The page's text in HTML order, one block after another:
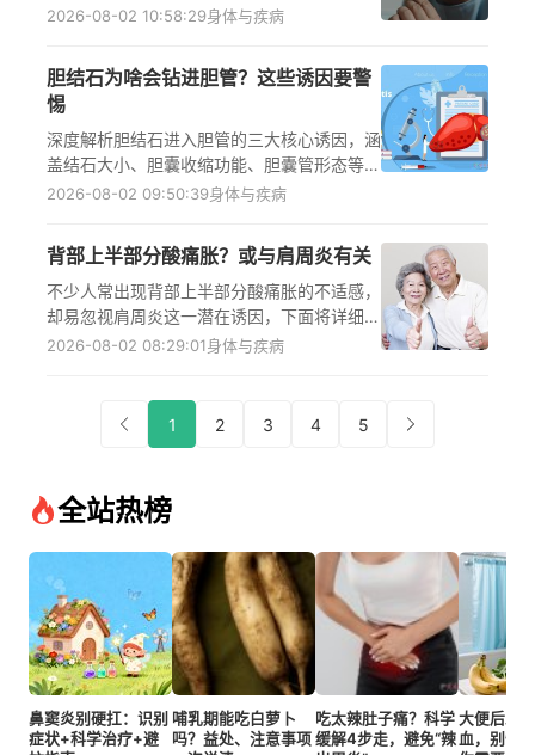
要点，纠正关于气管插管的常见认知误区，解
调个体化治疗的重要性，提示胆结石患者需前
往正规医疗机构遵医嘱就诊。
2026-08-02 10:58:29身体与疾病
胆结石为啥会钻进胆管？这些诱因要警
惕
深度解析胆结石进入胆管的三大核心诱因，涵
盖结石大小、胆囊收缩功能、胆囊管形态等具
体影响因素，明确该情况可能引发急性胆管
疗机构的普外科或肝胆外科就诊，通过专业检
查评估病情后遵循医嘱采取规范诊疗措施，降
低疾病恶化风险。
2026-08-02 09:50:39身体与疾病
背部上半部分酸痛胀？或与肩周炎有关
不少人常出现背部上半部分酸痛胀的不适感，
却易忽视肩周炎这一潜在诱因，下面将详细解
析肩周炎引发背部不适的三大核心机制，包括
可能与颈椎病、筋膜炎等多种疾病相关，提醒
若症状持续或伴随其他异常，需及时到正规医
干预方案。
2026-08-02 08:29:01身体与疾病
1 2 3 4 5
全站热榜
鼻窦炎别硬扛：识别
症状+科学治疗+避
哺乳期能吃白萝卜
吗？益处、注意事项
吃太辣肚子痛？科学
缓解4步走，避免“辣
大便后发
血，别慌